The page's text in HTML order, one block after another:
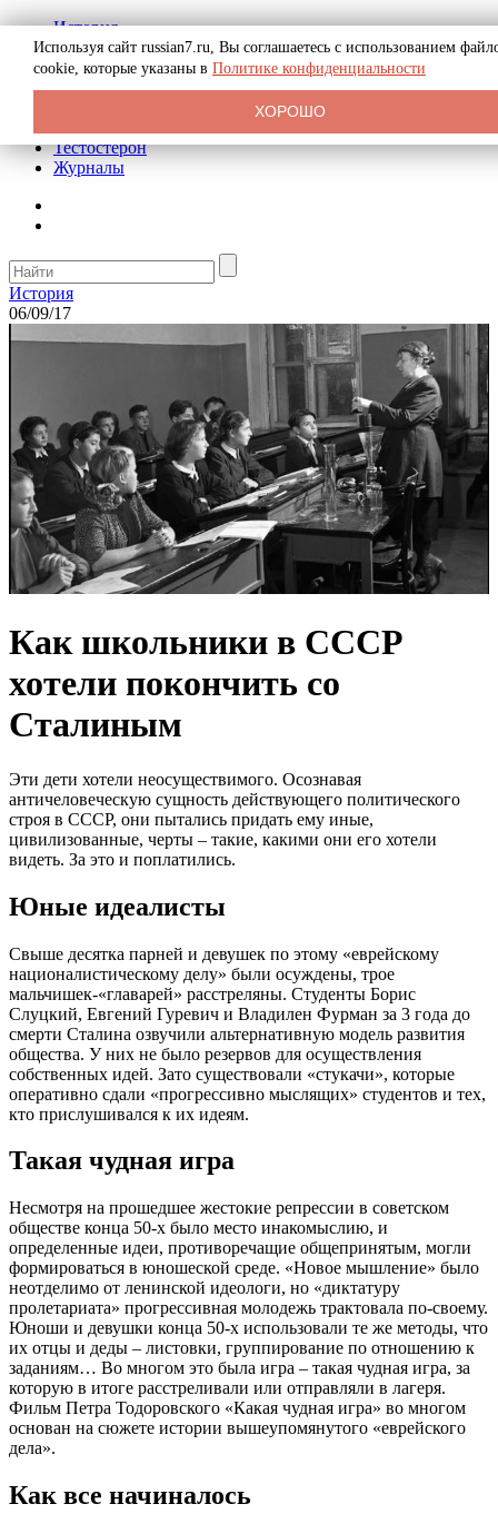
История
Биография
Криминал
Реклама на сайте
Тестостерон
Журналы
История
06/09/17
Как школьники в СССР
хотели покончить со
Сталиным
Эти дети хотели неосуществимого. Осознавая
античеловеческую сущность действующего политического
строя в СССР, они пытались придать ему иные,
цивилизованные, черты – такие, какими они его хотели
видеть. За это и поплатились.
Юные идеалисты
Свыше десятка парней и девушек по этому «еврейскому
националистическому делу» были осуждены, трое
мальчишек-«главарей» расстреляны. Студенты Борис
Слуцкий, Евгений Гуревич и Владилен Фурман за 3 года до
смерти Сталина озвучили альтернативную модель развития
общества. У них не было резервов для осуществления
собственных идей. Зато существовали «стукачи», которые
оперативно сдали «прогрессивно мыслящих» студентов и тех,
кто прислушивался к их идеям.
Такая чудная игра
Несмотря на прошедшее жестокие репрессии в советском
обществе конца 50-х было место инакомыслию, и
определенные идеи, противоречащие общепринятым, могли
формироваться в юношеской среде. «Новое мышление» было
неотделимо от ленинской идеологи, но «диктатуру
пролетариата» прогрессивная молодежь трактовала по-своему.
Юноши и девушки конца 50-х использовали те же методы, что
их отцы и деды – листовки, группирование по отношению к
заданиям… Во многом это была игра – такая чудная игра, за
которую в итоге расстреливали или отправляли в лагеря.
Фильм Петра Тодоровского «Какая чудная игра» во многом
основан на сюжете истории вышеупомянутого «еврейского
дела».
Как все начиналось
Используя сайт russian7.ru, Вы соглашаетесь с использованием
cookie, которые указаны в Политике конфиденциальности
ХОРОШО